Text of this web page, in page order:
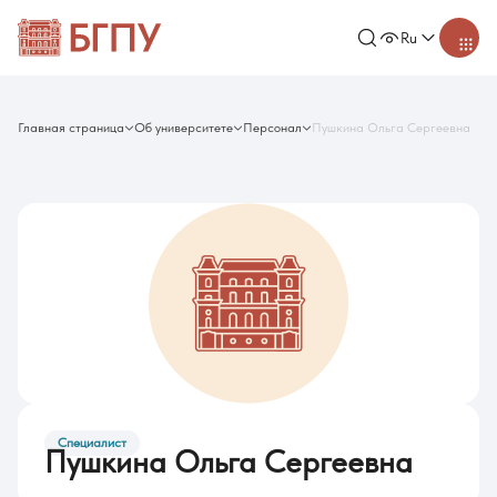
Ru
Главная страница Об университете Персонал Пушкина Ольга Сергеевна
Специалист
Пушкина Ольга Сергеевна